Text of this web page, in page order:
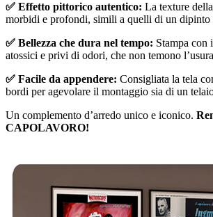
✅ Effetto pittorico autentico: La texture
morbidi e profondi, simili a quelli di un dipinto
✅ Bellezza che dura nel tempo: Stampa con
atossici e privi di odori, che non temono
✅ Facile da appendere: Consigliata la tela
bordi per agevolare il montaggio sia di un
Un complemento d’arredo unico e iconico.
CAPOLAVORO!